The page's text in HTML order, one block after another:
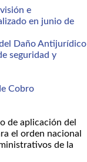
e
en junio de
Daño Antijurídico
seguridad y
Cobro
de aplicación del
el orden nacional
de la